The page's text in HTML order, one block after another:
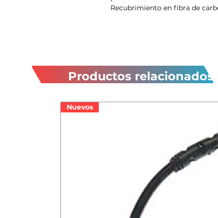
Recubrimiento en fibra de
Productos relacionados
Nuevos